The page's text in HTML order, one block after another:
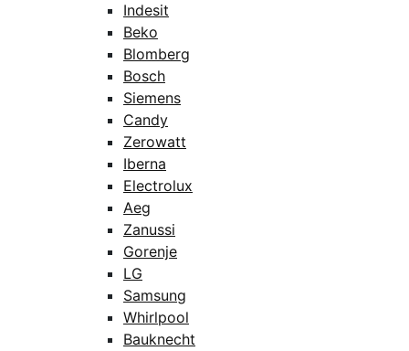
Indesit
Beko
Blomberg
Bosch
Siemens
Candy
Zerowatt
Iberna
Electrolux
Aeg
Zanussi
Gorenje
LG
Samsung
Whirlpool
Bauknecht